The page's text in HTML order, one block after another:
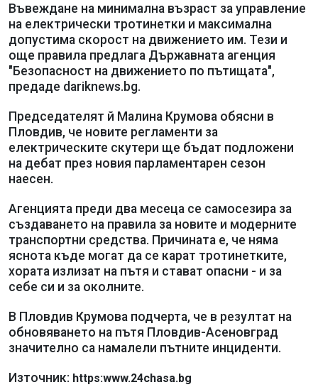
Въвеждане на минимална възраст за управление
на електрически тротинетки и максимална
допустима скорост на движението им. Тези и
още правила предлага Държавната агенция
"Безопасност на движението по пътищата",
предаде dariknews.bg.
Председателят й Малина Крумова обясни в
Пловдив, че новите регламенти за
електрическите скутери ще бъдат подложени
на дебат през новия парламентарен сезон
наесен.
Агенцията преди два месеца се самосезира за
създаването на правила за новите и модерните
транспортни средства. Причината е, че няма
яснота къде могат да се карат тротинетките,
хората излизат на пътя и стават опасни - и за
себе си и за околните.
В Пловдив Крумова подчерта, че в резултат на
обновяването на пътя Пловдив-Асеновград
значително са намалели пътните инциденти.
Източник: https:www.24chasa.bg